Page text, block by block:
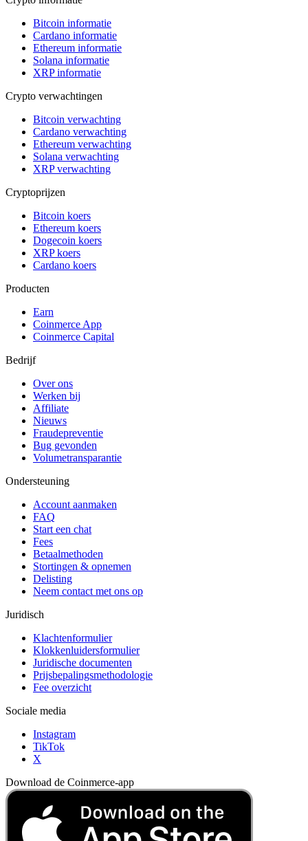
Bitcoin informatie
Cardano informatie
Ethereum informatie
Solana informatie
XRP informatie
Crypto verwachtingen
Bitcoin verwachting
Cardano verwachting
Ethereum verwachting
Solana verwachting
XRP verwachting
Cryptoprijzen
Bitcoin koers
Ethereum koers
Dogecoin koers
XRP koers
Cardano koers
Producten
Earn
Coinmerce App
Coinmerce Capital
Bedrijf
Over ons
Werken bij
Affiliate
Nieuws
Fraudepreventie
Bug gevonden
Volumetransparantie
Ondersteuning
Account aanmaken
FAQ
Start een chat
Fees
Betaalmethoden
Stortingen & opnemen
Delisting
Neem contact met ons op
Juridisch
Klachtenformulier
Klokkenluidersformulier
Juridische documenten
Prijsbepalingsmethodologie
Fee overzicht
Sociale media
Instagram
TikTok
X
Download de Coinmerce-app